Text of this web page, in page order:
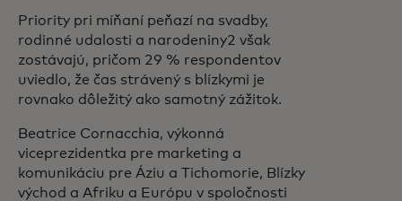
Priority pri míňaní peňazí na svadby,
rodinné udalosti a narodeniny2 však
zostávajú, pričom 29 % respondentov
uviedlo, že čas strávený s blízkymi je
rovnako dôležitý ako samotný zážitok.
Beatrice Cornacchia, výkonná
viceprezidentka pre marketing a
komunikáciu pre Áziu a Tichomorie, Blízky
východ a Afriku a Európu v spoločnosti